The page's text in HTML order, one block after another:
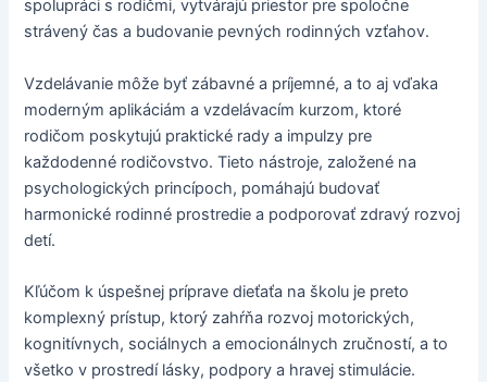
spolupráci s rodičmi, vytvárajú priestor pre spoločne
strávený čas a budovanie pevných rodinných vzťahov.
Vzdelávanie môže byť zábavné a príjemné, a to aj vďaka
moderným aplikáciám a vzdelávacím kurzom, ktoré
rodičom poskytujú praktické rady a impulzy pre
každodenné rodičovstvo. Tieto nástroje, založené na
psychologických princípoch, pomáhajú budovať
harmonické rodinné prostredie a podporovať zdravý rozvoj
detí.
Kľúčom k úspešnej príprave dieťaťa na školu je preto
komplexný prístup, ktorý zahŕňa rozvoj motorických,
kognitívnych, sociálnych a emocionálnych zručností, a to
všetko v prostredí lásky, podpory a hravej stimulácie.